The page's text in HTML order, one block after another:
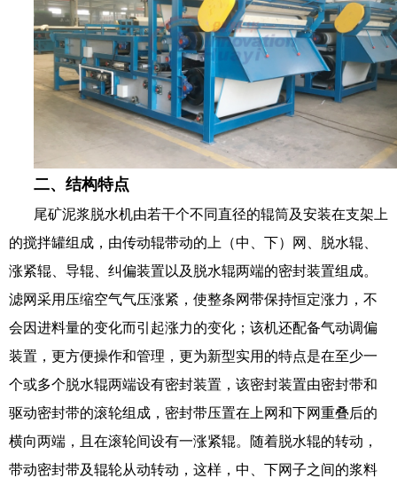
二、结构特点
尾矿泥浆脱水机由若干个不同直径的辊筒及安装在支架上
的搅拌罐组成，由传动辊带动的上（中、下）网、脱水辊、
涨紧辊、导辊、纠偏装置以及脱水辊两端的密封装置组成。
滤网采用压缩空气气压涨紧，使整条网带保持恒定涨力，不
会因进料量的变化而引起涨力的变化；该机还配备气动调偏
装置，更方便操作和管理，更为新型实用的特点是在至少一
个或多个脱水辊两端设有密封装置，该密封装置由密封带和
驱动密封带的滚轮组成，密封带压置在上网和下网重叠后的
横向两端，且在滚轮间设有一涨紧辊。随着脱水辊的转动，
带动密封带及辊轮从动转动，这样，中、下网子之间的浆料